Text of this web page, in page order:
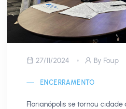
27/11/2024 By Foup
ENCERRAMENTO
Florianópolis se tornou